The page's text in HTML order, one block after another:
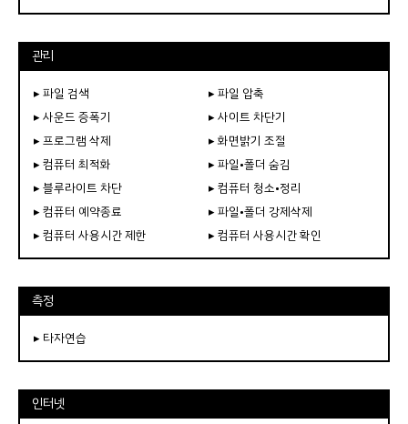
관리
▸ 파일 검색
▸ 파일 압축
▸ 사운드 증폭기
▸ 사이트 차단기
▸ 프로그램 삭제
▸ 화면밝기 조절
▸ 컴퓨터 최적화
▸ 파일•폴더 숨김
▸ 블루라이트 차단
▸ 컴퓨터 청소•정리
▸ 컴퓨터 예약종료
▸ 파일•폴더 강제삭제
▸ 컴퓨터 사용시간 제한
▸ 컴퓨터 사용시간 확인
측정
▸ 타자연습
인터넷